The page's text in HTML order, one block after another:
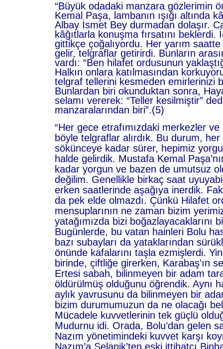
“Büyük odadaki manzara gözlerimin
Kemal Paşa, lambanın ışığı altında
Albay İsmet Bey durmadan dolaşır.
kâğıtlarla konuşma fırsatını
gittikçe çoğalıyordu. Her yarım
gelir, telgraflar getirirdi. Bunların
vardı: “Ben hilafet ordusunun
Halkın onlara katılmasından
telgraf tellerini kesmeden emirlerinizi
Bunlardan biri okunduktan sonra,
selamı vererek: “Teller kesilmiştir”
manzaralarından biri”.(5)
“Her gece etrafımızdaki merkezler
böyle telgraflar alırdık. Bu durum,
sökünceye kadar sürer, hepimiz
halde gelirdik. Mustafa Kemal
kadar yorgun ve bazen de umutsuz
değilim. Genellikle birkaç saat
erken saatlerinde aşağıya inerdik.
da pek elde olmazdı. Çünkü Hilafet
mensuplarının ne zaman bizim
yatağımızda bizi boğazlayacaklarını
Bugünlerde, bu vatan hainleri Bolu
bazı subayları da yataklarından
önünde kafalarını taşla ezmişlerdi.
birinde, çiftliğe girerken, Karabaş’ın
Ertesi sabah, bilinmeyen bir adam
öldürülmüş olduğunu öğrendik. Aynı
aylık yavrusunu da bilinmeyen bir
bizim durumumuzun da ne olacağı
Mücadele kuvvetlerinin tek güçlü
Mudurnu idi. Orada, Bolu’dan gelen
Nazım yönetimindeki kuvvet karşı
Nazım’a Selanik’ten eski ittihatçı